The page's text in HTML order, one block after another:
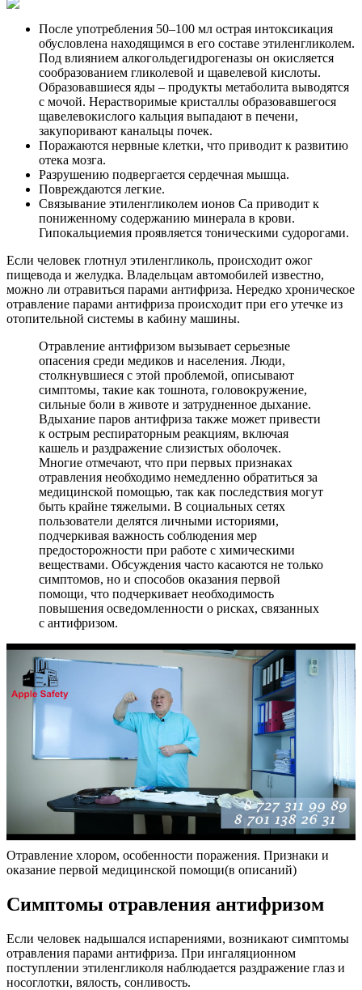
После употребления 50–100 мл острая интоксикация
обусловлена находящимся в его составе этиленгликолем.
Под влиянием алкогольдегидрогеназы он окисляется
сообразованием гликолевой и щавелевой кислоты.
Образовавшиеся яды – продукты метаболита выводятся
с мочой. Нерастворимые кристаллы образовавшегося
щавелевокислого кальция выпадают в печени,
закупоривают канальцы почек.
Поражаются нервные клетки, что приводит к развитию
отека мозга.
Разрушению подвергается сердечная мышца.
Повреждаются легкие.
Связывание этиленгликолем ионов Ca приводит к
пониженному содержанию минерала в крови.
Гипокальциемия проявляется тоническими судорогами.
Если человек глотнул этиленгликоль, происходит ожог
пищевода и желудка. Владельцам автомобилей известно,
можно ли отравиться парами антифриза. Нередко хроническое
отравление парами антифриза происходит при его утечке из
отопительной системы в кабину машины.
Отравление антифризом вызывает серьезные
опасения среди медиков и населения. Люди,
столкнувшиеся с этой проблемой, описывают
симптомы, такие как тошнота, головокружение,
сильные боли в животе и затрудненное дыхание.
Вдыхание паров антифриза также может привести
к острым респираторным реакциям, включая
кашель и раздражение слизистых оболочек.
Многие отмечают, что при первых признаках
отравления необходимо немедленно обратиться за
медицинской помощью, так как последствия могут
быть крайне тяжелыми. В социальных сетях
пользователи делятся личными историями,
подчеркивая важность соблюдения мер
предосторожности при работе с химическими
веществами. Обсуждения часто касаются не только
симптомов, но и способов оказания первой
помощи, что подчеркивает необходимость
повышения осведомленности о рисках, связанных
с антифризом.
Отравление хлором, особенности поражения. Признаки и
оказание первой медицинской помощи(в описаний)
Симптомы отравления антифризом
Если человек надышался испарениями, возникают симптомы
отравления парами антифриза. При ингаляционном
поступлении этиленгликоля наблюдается раздражение глаз и
носоглотки, вялость, сонливость.